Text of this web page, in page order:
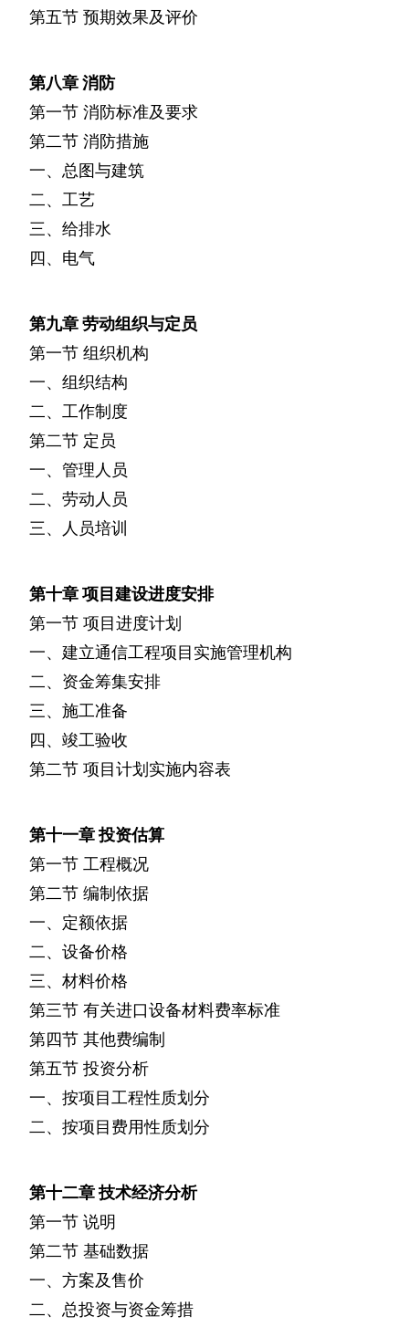
第五节 预期效果及评价
第八章消防
第一节 消防标准及要求
第二节 消防措施
一、总图与建筑
二、工艺
三、给排水
四、电气
第九章劳动组织与定员
第一节 组织机构
一、组织结构
二、工作制度
第二节 定员
一、管理人员
二、劳动人员
三、人员培训
第十章项目建设进度安排
第一节 项目进度计划
一、建立通信工程项目实施管理机构
二、资金筹集安排
三、施工准备
四、竣工验收
第二节 项目计划实施内容表
第十一章投资估算
第一节 工程概况
第二节 编制依据
一、定额依据
二、设备价格
三、材料价格
第三节 有关进口设备材料费率标准
第四节 其他费编制
第五节 投资分析
一、按项目工程性质划分
二、按项目费用性质划分
第十二章技术经济分析
第一节 说明
第二节 基础数据
一、方案及售价
二、总投资与资金筹措